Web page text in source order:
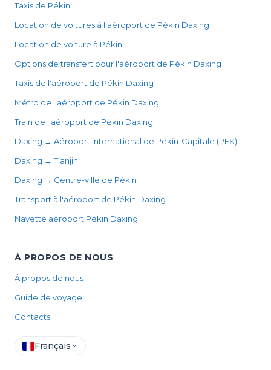
Taxis de Pékin
Location de voitures à l'aéroport de Pékin Daxing
Location de voiture à Pékin
Options de transfert pour l'aéroport de Pékin Daxing
Taxis de l'aéroport de Pékin Daxing
Métro de l'aéroport de Pékin Daxing
Train de l'aéroport de Pékin Daxing
Daxing → Aéroport international de Pékin-Capitale (PEK)
Daxing → Tianjin
Daxing → Centre-ville de Pékin
Transport à l'aéroport de Pékin Daxing
Navette aéroport Pékin Daxing
À PROPOS DE NOUS
À propos de nous
Guide de voyage
Contacts
Français